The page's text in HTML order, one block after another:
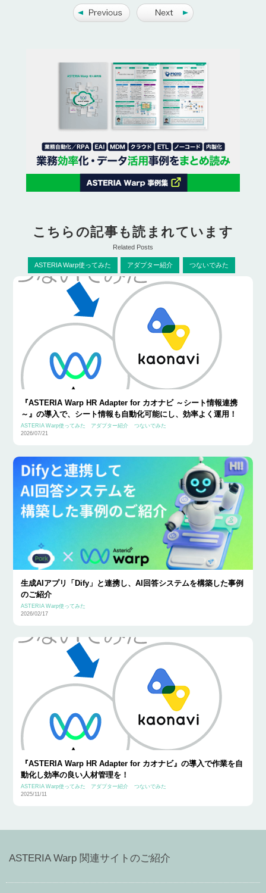
こちらの記事も読まれています
Related Posts
ASTERIA Warp使ってみた アダプター紹介 つないでみた
『ASTERIA Warp HR Adapter for カオナビ ～シート情報連携
～』の導入で、シート情報も自動化可能にし、効率よく運用！
ASTERIA Warp使ってみた アダプター紹介
つないでみた
2026/07/21
生成AIアプリ「Dify」と連携し、AI回答システムを構築した事例
のご紹介
ASTERIA Warp使ってみた
2026/02/17
『ASTERIA Warp HR Adapter for カオナビ』の導入で作業を自
動化し効率の良い人材管理を！
ASTERIA Warp使ってみた アダプター紹介
つないでみた
2025/11/11
ASTERIA Warp 関連サイトのご紹介